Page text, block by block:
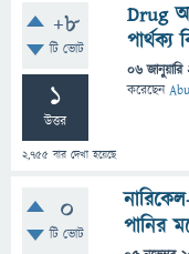
+8
টি ভোট
1
উত্তর
2,755 বার দেখা হয়েছে
Drug
পার্থক্য
06 জানুয়ারি
করেছেন
0
টি ভোট
পানির